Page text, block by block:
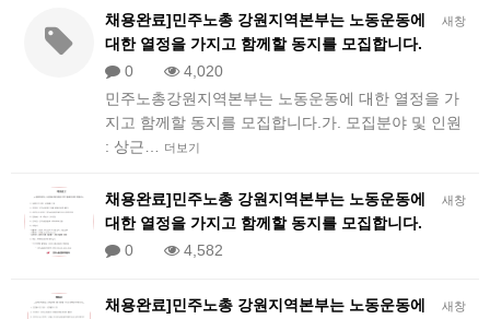
새창
채용완료]민주노총 강원지역본부는 노동운동에
대한 열정을 가지고 함께할 동지를 모집합니다.
0
4,020
민주노총강원지역본부는 노동운동에 대한 열정을 가
지고 함께할 동지를 모집합니다.가. 모집분야 및 인원
: 상근…
더보기
새창
채용완료]민주노총 강원지역본부는 노동운동에
대한 열정을 가지고 함께할 동지를 모집합니다.
0
4,582
새창
채용완료]민주노총 강원지역본부는 노동운동에